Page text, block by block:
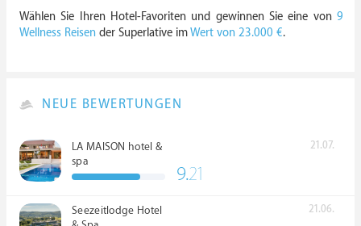
Wählen Sie Ihren Hotel-Favoriten und gewinnen Sie eine von 9
Wellness Reisen der Superlative imWert von 23.000 €.
NEUE BEWERTUNGEN
LA MAISON hotel &
spa
21.07.
9.21
Seezeitlodge Hotel
21.06.